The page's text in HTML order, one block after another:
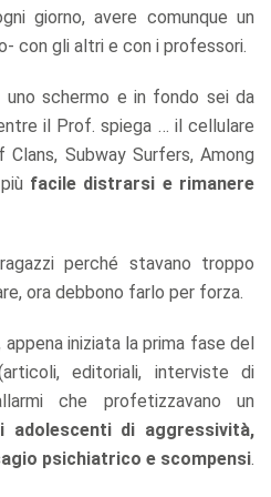
giorno, avere comunque un
con gli altri e con i professori.
schermo e in fondo sei da
il Prof. spiega … il cellulare
Clans, Subway Surfers, Among
facile distrarsi e rimanere
perché stavano troppo
ora debbono farlo per forza.
iniziata la prima fase del
editoriali, interviste di
che profetizzavano un
adolescenti di aggressività,
psichiatrico e scompensi.